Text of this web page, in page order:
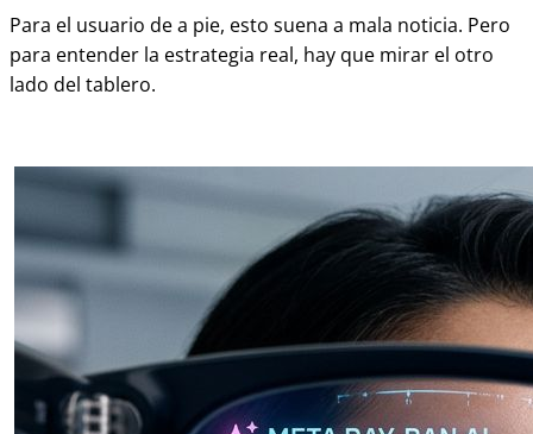
Para el usuario de a pie, esto suena a mala noticia. Pero
para entender la estrategia real, hay que mirar el otro
lado del tablero.